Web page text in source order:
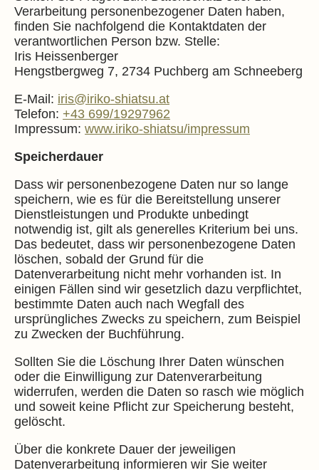
Verarbeitung personenbezogener Daten haben,
finden Sie nachfolgend die Kontaktdaten der
verantwortlichen Person bzw. Stelle:
Iris Heissenberger
Hengstbergweg 7, 2734 Puchberg am Schneeberg
E-Mail: iris@iriko-shiatsu.at
Telefon: +43 699/19297962
Impressum: www.iriko-shiatsu/impressum
Speicherdauer
Dass wir personenbezogene Daten nur so lange
speichern, wie es für die Bereitstellung unserer
Dienstleistungen und Produkte unbedingt
notwendig ist, gilt als generelles Kriterium bei uns.
Das bedeutet, dass wir personenbezogene Daten
löschen, sobald der Grund für die
Datenverarbeitung nicht mehr vorhanden ist. In
einigen Fällen sind wir gesetzlich dazu verpflichtet,
bestimmte Daten auch nach Wegfall des
ursprüngliches Zwecks zu speichern, zum Beispiel
zu Zwecken der Buchführung.
Sollten Sie die Löschung Ihrer Daten wünschen
oder die Einwilligung zur Datenverarbeitung
widerrufen, werden die Daten so rasch wie möglich
und soweit keine Pflicht zur Speicherung besteht,
gelöscht.
Über die konkrete Dauer der jeweiligen
Datenverarbeitung informieren wir Sie weiter